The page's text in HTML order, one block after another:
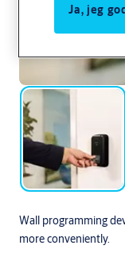
Wall programming
more conveniently.
Ja, jeg